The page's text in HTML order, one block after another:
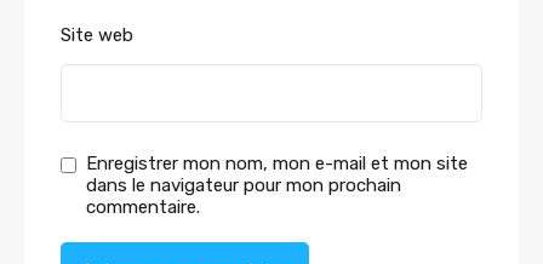
Site web
Enregistrer mon nom, mon e-mail et mon site
dans le navigateur pour mon prochain
commentaire.